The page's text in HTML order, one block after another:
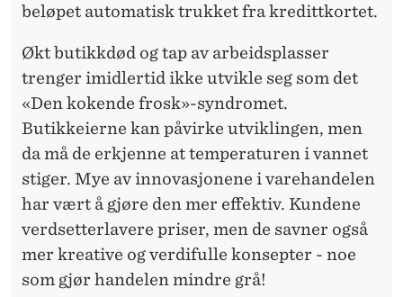
beløpet automatisk trukket fra kredittkortet.
Økt butikkdød og tap av arbeidsplasser
trenger imidlertid ikke utvikle seg som det
«Den kokende frosk»-syndromet.
Butikkeierne kan påvirke utviklingen, men
da må de erkjenne at temperaturen i vannet
stiger. Mye av innovasjonene i varehandelen
har vært å gjøre den mer effektiv. Kundene
verdsetterlavere priser, men de savner også
mer kreative og verdifulle konsepter - noe
som gjør handelen mindre grå!